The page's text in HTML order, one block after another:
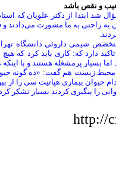
عیب و نقص باشد
شد ابتدا از دکتر علویان که
راحتی به ما مشورت می‌دادند و
شیمی داروئی دانشگاه
دارد که: کاری باید کرد که
اما بسیار پرمشغله هستند و با
زیست هم گفت: «ده گونه حیوانی
حیوان بیماری هپاتیت سی را
را پیگیری کردند بسیار تشکر کرد.